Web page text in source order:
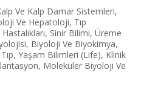
Ve Kalp Damar Sistemleri,
Ve Hepatoloji, Tıp
Sinir Bilimi, Üreme
Biyoloji Ve Biyokimya,
Yaşam Bilimleri (Life), Klinik
Moleküler Biyoloji Ve